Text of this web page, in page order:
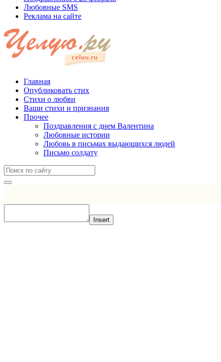
Любовные SMS
Реклама на сайте
Главная
Опубликовать стих
Стихи о любви
Ваши стихи и признания
Прочее
Поздравления с днем Валентина
Любовные истории
Любовь в письмах выдающихся людей
Письмо солдату
Insert